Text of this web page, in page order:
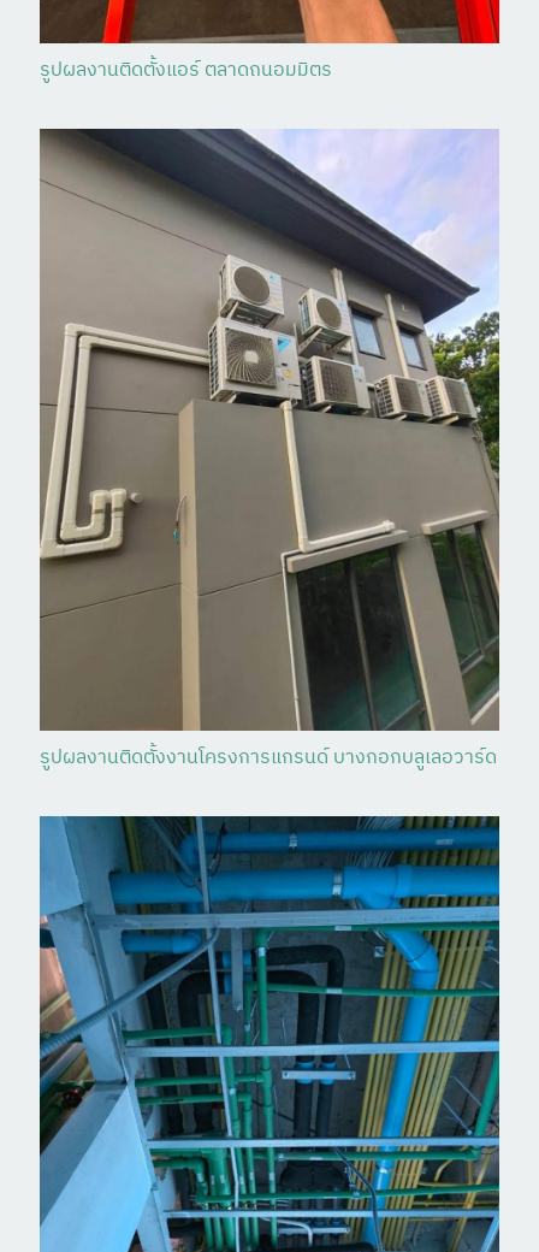
รูปผลงานติดตั้งแอร์ ตลาดถนอมมิตร
รูปผลงานติดตั้งงานโครงการแกรนด์ บางกอกบลูเลอวาร์ด